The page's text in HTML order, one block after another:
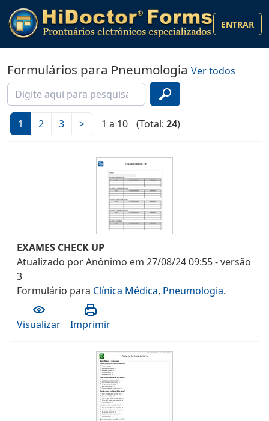
ENTRAR
Formulários para Pneumologia Ver todos
1 2 3 > 1 a 10 (Total: 24)
EXAMES CHECK UP
Atualizado porAnônimo em 27/08/24 09:55- versão
3
Formulário para Clínica Médica, Pneumologia.
Visualizar Imprimir